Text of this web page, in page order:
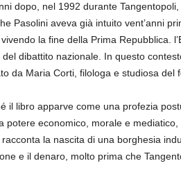
dopo, nel 1992 durante
Pasolini aveva già intuito vent’anni
la fine della Prima Repubblica.
dibattito nazionale. In questo
da Maria Corti, filologa e studiosa del
il libro apparve come una profezia
potere economico, morale e
la nascita di una borghesia
e il denaro, molto prima che